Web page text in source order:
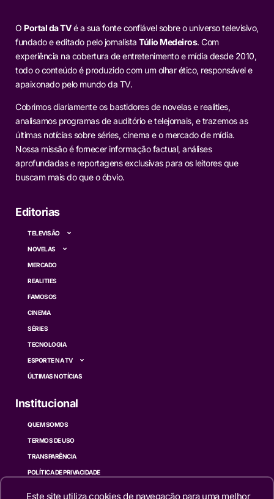
O Portal da TVé a sua fonte confiável sobre o universo televisivo,
fundado e editado pelo jornalista Túlio Medeiros. Com
experiência na cobertura de entretenimento e mídia desde 2010,
todo o conteúdo é produzido com um olhar ético, responsável e
apaixonado pelo mundo da TV.
Cobrimos diariamente os bastidores de novelas e realities,
analisamos programas de auditório e telejornais, e trazemos as
últimas notícias sobre séries, cinema e o mercado de mídia.
Nossa missão é fornecer informação factual, análises
aprofundadas e reportagens exclusivas para os leitores que
buscam mais do que o óbvio.
Editorias
TELEVISÃO
NOVELAS
MERCADO
REALITIES
FAMOSOS
CINEMA
SÉRIES
TECNOLOGIA
ESPORTE NA TV
ÚLTIMAS NOTÍCIAS
Institucional
QUEM SOMOS
TERMOS DE USO
TRANSPARÊNCIA
POLÍTICA DE PRIVACIDADE
Este site utiliza cookies de navegação para uma melhor